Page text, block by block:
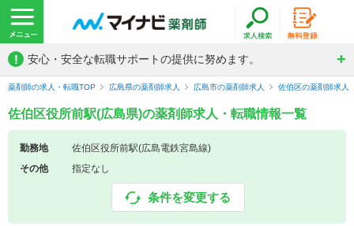
! 安心・安全な転職サポートの提供に努めます。
薬剤師の求人・転職TOP 広島県の薬剤師求人 広島市の薬剤師求人 佐伯区の薬剤師求人
佐伯区役所前駅(広島県)の薬剤師求人・転職情報一覧
勤務地
佐伯区役所前駅(広島電鉄宮島線)
その他
指定なし
条件を変更する